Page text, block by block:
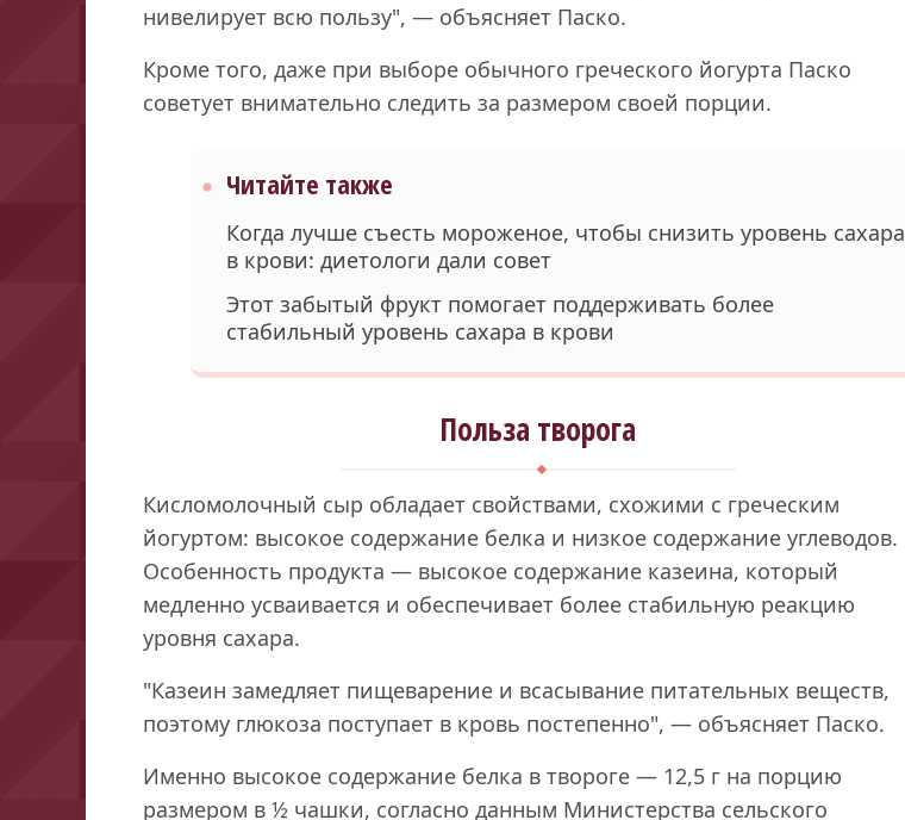
нивелирует всю пользу", — объясняет Паско.
Кроме того, даже при выборе обычного греческого йогурта Паско
советует внимательно следить за размером своей порции.
Читайте также
Когда лучше съесть мороженое, чтобы снизить уровень сахара
в крови: диетологи дали совет
Этот забытый фрукт помогает поддерживать более
стабильный уровень сахара в крови
Польза творога
Кисломолочный сыр обладает свойствами, схожими с греческим
йогуртом: высокое содержание белка и низкое содержание углеводов.
Особенность продукта — высокое содержание казеина, который
медленно усваивается и обеспечивает более стабильную реакцию
уровня сахара.
"Казеин замедляет пищеварение и всасывание питательных веществ,
поэтому глюкоза поступает в кровь постепенно", — объясняет Паско.
Именно высокое содержание белка в твороге — 12,5 г на порцию
размером в ½ чашки, согласно данным Министерства сельского